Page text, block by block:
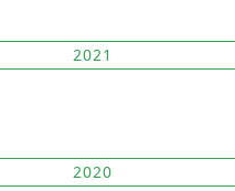
2021
2020